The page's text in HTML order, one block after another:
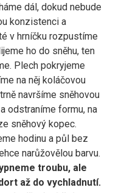
dál, dokud nebude
konzistenci a
v hrníčku rozpustíme
ho do sněhu, ten
Plech pokryjeme
na něj koláčovou
navršíme sněhovou
odstraníme formu, na
sněhový kopec.
hodinu a půl bez
narůžovělou barvu.
troubu, ale
až do vychladnutí.